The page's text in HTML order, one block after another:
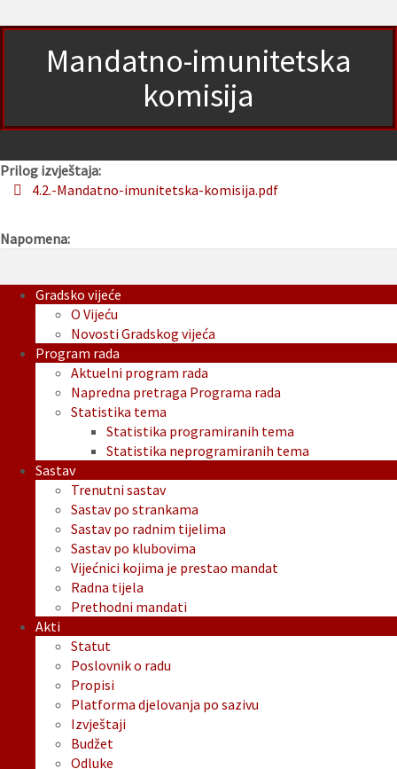
Mandatno-imunitetska
komisija
Prilog izvještaja:
4.2.-Mandatno-imunitetska-komisija.pdf
Napomena:
Gradsko vijeće
O Vijeću
Novosti Gradskog vijeća
Program rada
Aktuelni program rada
Napredna pretraga Programa rada
Statistika tema
Statistika programiranih tema
Statistika neprogramiranih tema
Sastav
Trenutni sastav
Sastav po strankama
Sastav po radnim tijelima
Sastav po klubovima
Vijećnici kojima je prestao mandat
Radna tijela
Prethodni mandati
Akti
Statut
Poslovnik o radu
Propisi
Platforma djelovanja po sazivu
Izvještaji
Budžet
Odluke